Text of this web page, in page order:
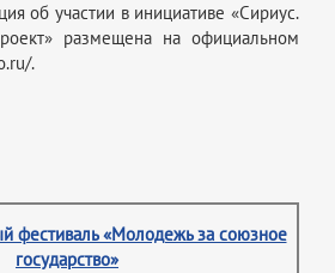
об участии в инициативе «Сириус.
размещена на официальном
.
фестиваль «Молодежь за союзное
государство»